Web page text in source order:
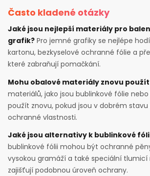
Často kladené otázky
Jaké jsou nejlepší materiály pro
grafik? Pro jemné grafiky se nejlépe
kartonu, bezkyselové ochranné fólie a
které zabraňují pomačkání.
Mohu obalové materiály znovu
materiálů, jako jsou bublinkové fólie nebo
použít znovu, pokud jsou v dobrém
ochranné vlastnosti.
Jaké jsou alternativy k bublinkové
bublinkové fólii mohou být ochranné
vysokou gramáží a také speciální tlumicí
zajišťují podobnou úroveň ochrany.